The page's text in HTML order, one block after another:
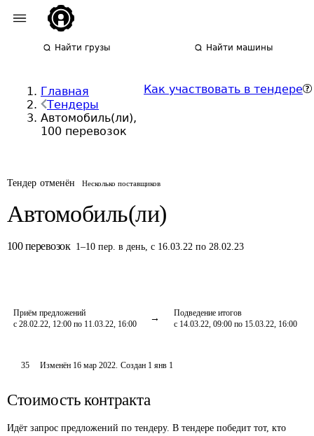
Найти грузы Найти машины
Главная
Тендеры
Автомобиль(ли),
100 перевозок
Как участвовать в тендере
Тендер отменён Несколько поставщиков
Автомобиль(ли)
100 перевозок 1–10 пер. в день,с 16.03.22 по 28.02.23
Приём предложений
с 28.02.22, 12:00 по 11.03.22, 16:00
Подведение итогов
с 14.03.22, 09:00 по 15.03.22, 16:00
35 Изменён 16 мар 2022. Создан 1 янв 1
Стоимость контракта
Идёт запрос предложений по тендеру. В тендере победит тот, кто